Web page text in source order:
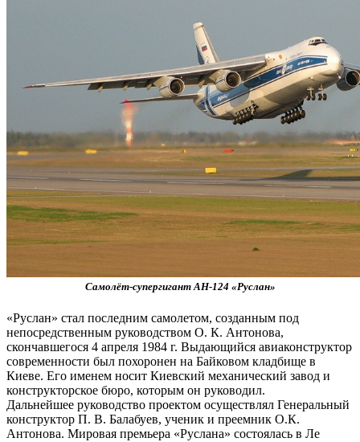
Самолёт-супергигант АН-124 «Руслан»
«Руслан» стал последним самолетом, созданным под
непосредственным руководством О. К. Антонова,
скончавшегося 4 апреля 1984 г. Выдающийся авиаконструктор
современности был похоронен на Байковом кладбище в
Киеве. Его именем носит Киевский механический завод и
конструкторское бюро, которым он руководил.
Дальнейшее руководство проектом осуществлял Генеральный
конструктор П. В. Балабуев, ученик и преемник О.К.
Антонова. Мировая премьера «Руслана» состоялась в Ле